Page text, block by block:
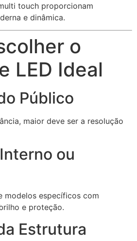
touch proporcionam
e dinâmica.
o
LED Ideal
Público
maior deve ser a resolução
ou
modelos específicos com
e proteção.
Estrutura